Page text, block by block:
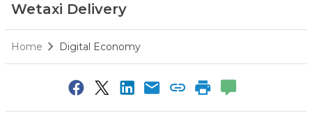
Wetaxi Delivery
Home Digital Economy